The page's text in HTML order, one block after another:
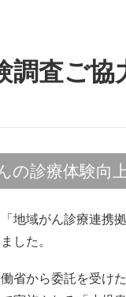
調査ご
の診療体験向
地域がん診療連携
した。
省から委託を受け